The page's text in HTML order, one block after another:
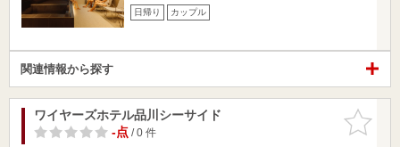
日帰り カップル
関連情報から探す
お気に入
りに追加
ワイヤーズホテル品川シーサイド
-点/ 0 件